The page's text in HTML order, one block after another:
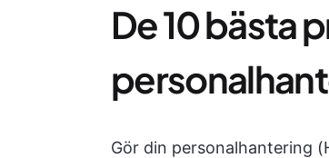
De 10 bästa
Gör din personalhantering